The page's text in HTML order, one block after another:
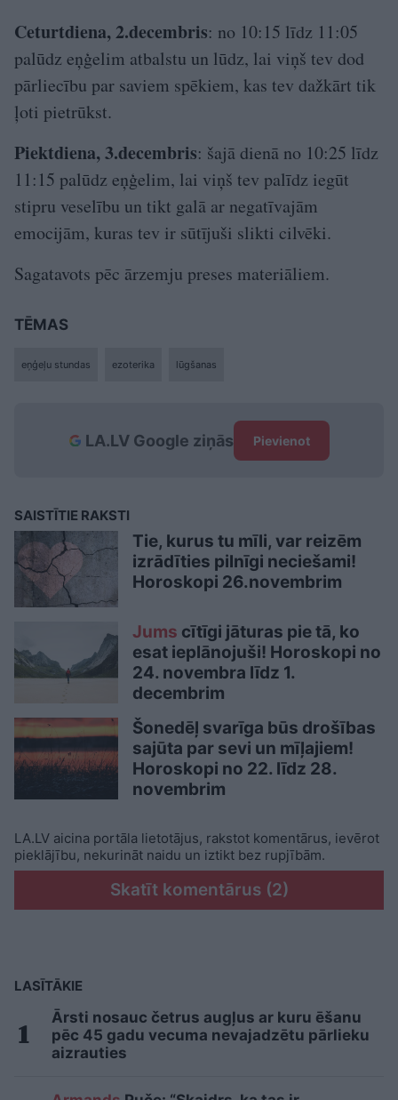
Ceturtdiena, 2.decembris: no 10:15 līdz 11:05
palūdz eņģelim atbalstu un lūdz, lai viņš tev dod
pārliecību par saviem spēkiem, kas tev dažkārt tik
ļoti pietrūkst.
Piektdiena, 3.decembris: šajā dienā no 10:25 līdz
11:15 palūdz eņģelim, lai viņš tev palīdz iegūt
stipru veselību un tikt galā ar negatīvajām
emocijām, kuras tev ir sūtījuši slikti cilvēki.
Sagatavots pēc ārzemju preses materiāliem.
TĒMAS
eņģeļu stundas ezoterika lūgšanas
LA.LV Google ziņās Pievienot
SAISTĪTIE RAKSTI
Tie, kurus tu mīli, var reizēm
izrādīties pilnīgi neciešami!
Horoskopi 26.novembrim
Jums cītīgi jāturas pie tā, ko
esat ieplānojuši! Horoskopi no
24. novembra līdz 1.
decembrim
Šonedēļ svarīga būs drošības
sajūta par sevi un mīļajiem!
Horoskopi no 22. līdz 28.
novembrim
LA.LV aicina portāla lietotājus, rakstot komentārus, ievērot
pieklājību, nekurināt naidu un iztikt bez rupjībām.
Skatīt komentārus (2)
LASĪTĀKIE
Ārsti nosauc četrus augļus ar kuru ēšanu
pēc 45 gadu vecuma nevajadzētu pārlieku
aizrauties